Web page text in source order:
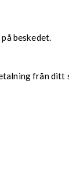
beskedet.
från